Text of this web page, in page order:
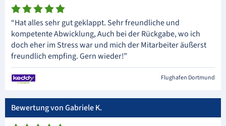
“Hat alles sehr gut geklappt. Sehr freundliche und
kompetente Abwicklung, Auch bei der Rückgabe, wo ich
doch eher im Stress war und mich der Mitarbeiter äußerst
freundlich empfing. Gern wieder!”
Flughafen Dortmund
Bewertung von Gabriele K.